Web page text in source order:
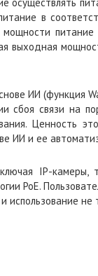
в
питание
выходная
ИИ (функция
связи на
Ценность
ИИ и ее
IP-камеры,
PoE.
не